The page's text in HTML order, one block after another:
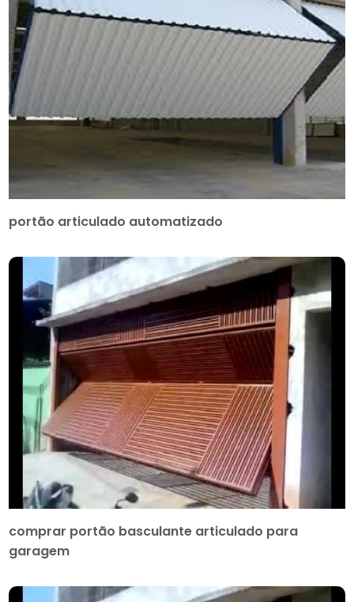
portão articulado automatizado
comprar portão basculante articulado para
garagem